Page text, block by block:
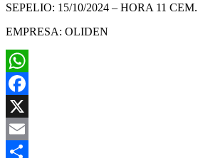
SEPELIO: 15/10/2024 – HORA 11
EMPRESA: OLIDEN
WhatsApp
Facebook
X
Email